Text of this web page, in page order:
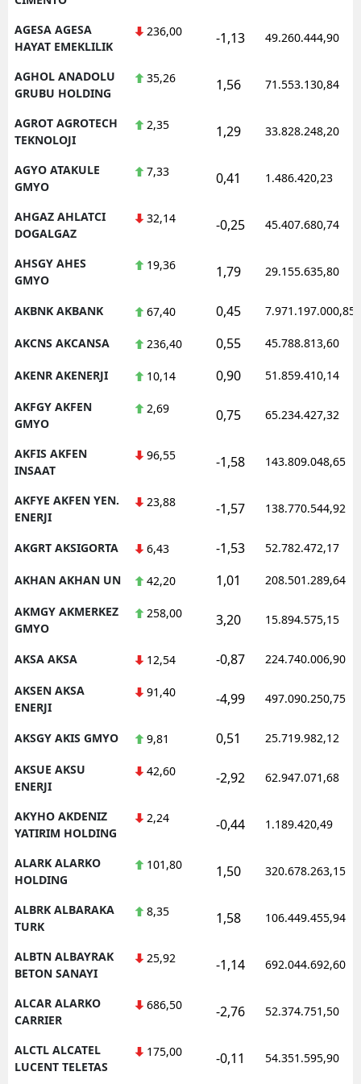
İzmir
Kars
Kırklareli
Konya
Kütahya
Malatya
Manisa
Kahramanmaraş
Muş
Nevşehir
Niğde
Samsun
Sinop
Tokat
Şanlıurfa
Uşak
AGESA AGESA
HAYAT EMEKLILIK
236,00 -1,13 49.260.444,90
AGHOL ANADOLU
GRUBU HOLDING
35,26 1,56 71.553.130,84
AGROT AGROTECH
TEKNOLOJI
2,35 1,29 33.828.248,20
AGYO ATAKULE
GMYO
7,33 0,41 1.486.420,23
AHGAZ AHLATCI
DOGALGAZ
32,14 -0,25 45.407.680,74
AHSGY AHES
GMYO
19,36 1,79 29.155.635,80
AKBNK AKBANK 67,40 0,45 7.971.197.000,85
AKCNS AKCANSA 236,40 0,55 45.788.813,60
AKENR AKENERJI 10,14 0,90 51.859.410,14
AKFGY AKFEN
GMYO
2,69 0,75 65.234.427,32
AKFIS AKFEN
INSAAT
96,55 -1,58 143.809.048,65
AKFYE AKFEN YEN.
ENERJI
23,88 -1,57 138.770.544,92
AKGRT AKSIGORTA 6,43 -1,53 52.782.472,17
AKHAN AKHAN UN 42,20 1,01 208.501.289,64
AKMGY AKMERKEZ
GMYO
258,00 3,20 15.894.575,15
AKSA AKSA 12,54 -0,87 224.740.006,90
AKSEN AKSA
ENERJI
91,40 -4,99 497.090.250,75
AKSGY AKIS GMYO 9,81 0,51 25.719.982,12
AKSUE AKSU
ENERJI
42,60 -2,92 62.947.071,68
AKYHO AKDENIZ
YATIRIM HOLDING
2,24 -0,44 1.189.420,49
ALARK ALARKO
HOLDING
101,80 1,50 320.678.263,15
ALBRK ALBARAKA
TURK
8,35 1,58 106.449.455,94
ALBTN ALBAYRAK
BETON SANAYI
25,92 -1,14 692.044.692,60
ALCAR ALARKO
CARRIER
686,50 -2,76 52.374.751,50
ALCTL ALCATEL
LUCENT TELETAS
175,00 -0,11 54.351.595,90